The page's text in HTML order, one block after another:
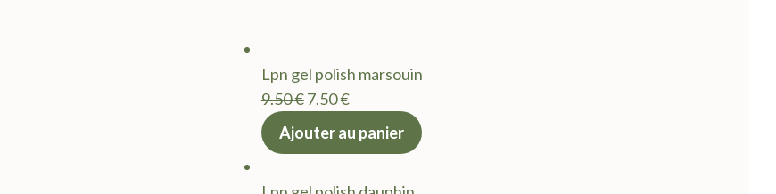
Lpn gel polish marsouin
9.50€Le
prix
7.50€Le
actuel
Ajouter au panier